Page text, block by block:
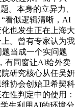
。本身的立异力、
看似逻辑清晰，AI
也发生正在上海大
。曾有专家认为我
当成一个实问题
有同窗让AI给外卖
研究核心从任吴妍
协会创始卫希契科
性判定中的使用：
生利用AI的环境分